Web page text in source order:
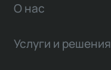
О нас
Услуги и решения